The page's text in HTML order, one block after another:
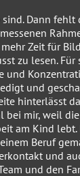
Dann fehlt
Zeit für
zu lesen. Für
und
und
hinterlässt
bei mir, weil
am Kind
Beruf
und
und den